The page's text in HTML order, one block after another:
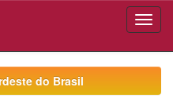
do Brasil